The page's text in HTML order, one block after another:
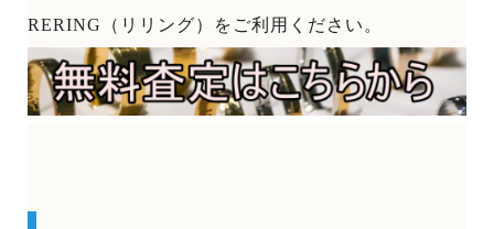
RERING（リリング）をご利用ください。